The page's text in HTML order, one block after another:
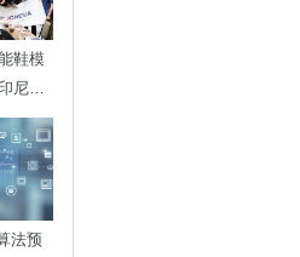
鞋模
尼发
案
法预